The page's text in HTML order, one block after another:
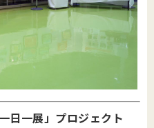
日一展」プロジェクト